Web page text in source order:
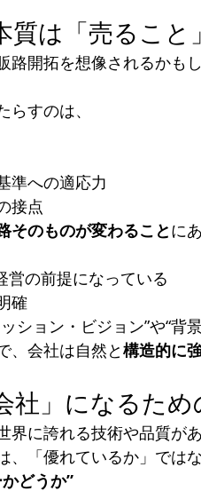
質は「売ること
路開拓を想像されるかも
すのは、
準への適応力
接点
そのものが変わることに
営の前提になっている
確
ション・ビジョン”や“背
、会社は自然と構造的に
社」になるた
界に誇れる技術や品質があ
、「優れているか」ではな
どうか”